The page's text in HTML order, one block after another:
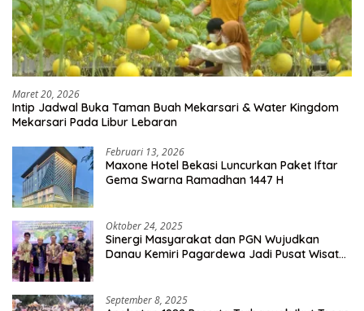
Maret 20, 2026
Intip Jadwal Buka Taman Buah Mekarsari & Water Kingdom
Mekarsari Pada Libur Lebaran
Februari 13, 2026
Maxone Hotel Bekasi Luncurkan Paket Iftar
Gema Swarna Ramadhan 1447 H
Oktober 24, 2025
Sinergi Masyarakat dan PGN Wujudkan
Danau Kemiri Pagardewa Jadi Pusat Wisata
September 8, 2025